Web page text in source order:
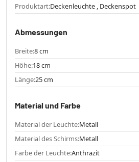
Produktart:Deckenleuchte , Deckenspot
Abmessungen
Breite:8 cm
Höhe:18 cm
Länge:25 cm
Material und Farbe
Material der Leuchte:Metall
Material des Schirms:Metall
Farbe der Leuchte:Anthrazit